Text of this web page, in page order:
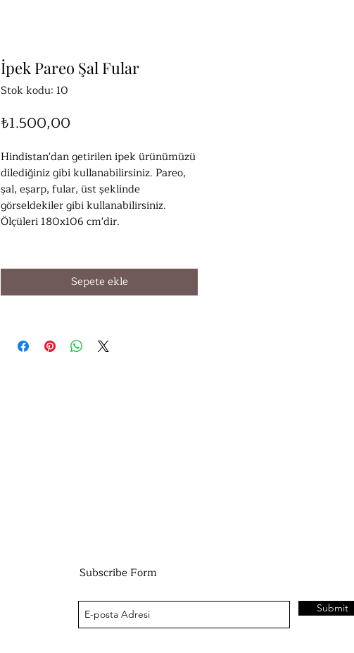
İpek Pareo Şal Fular
Stok kodu: 10
₺1.500,00
Hindistan'dan getirilen ipek ürünümüzü
dilediğiniz gibi kullanabilirsiniz. Pareo,
şal, eşarp, fular, üst şeklinde
görseldekiler gibi kullanabilirsiniz.
Ölçüleri 180x106 cm'dir.
Sepete ekle
Subscribe Form
Submit